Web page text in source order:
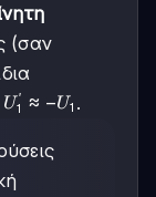
(σαν
U_1'
U_1
U1
′ ≈ −U1 .